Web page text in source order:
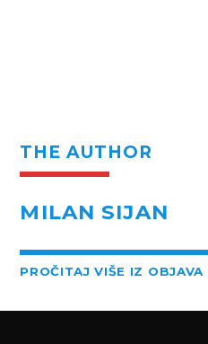
THE AUTHOR
MILAN SIJAN
PROČITAJ VIŠE IZ OBJAVA